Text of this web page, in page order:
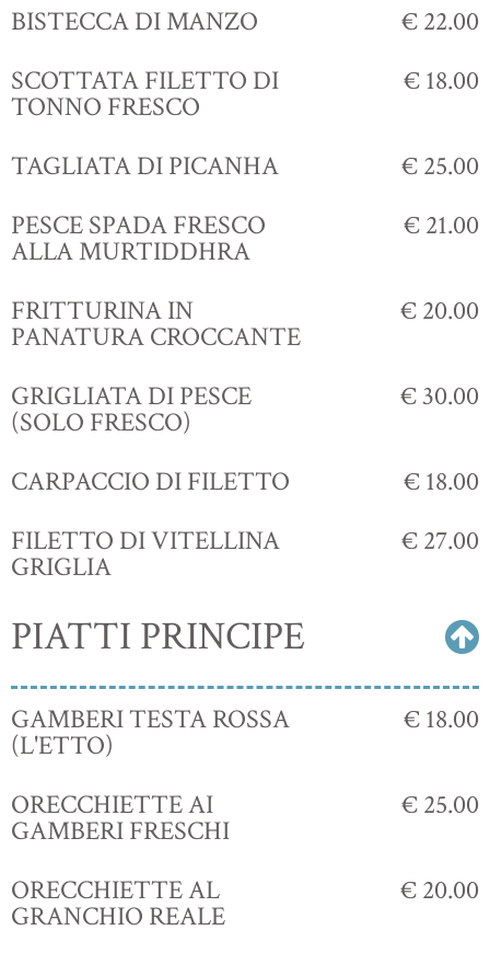
BISTECCA DI MANZO
€ 22.00
SCOTTATA FILETTO DI
TONNO FRESCO
€ 18.00
TAGLIATA DI PICANHA
€ 25.00
PESCE SPADA FRESCO
ALLA MURTIDDHRA
€ 21.00
FRITTURINA IN
PANATURA CROCCANTE
€ 20.00
GRIGLIATA DI PESCE
(SOLO FRESCO)
€ 30.00
CARPACCIO DI FILETTO
€ 18.00
FILETTO DI VITELLINA
GRIGLIA
€ 27.00
PIATTI PRINCIPE
GAMBERI TESTA ROSSA
(L'ETTO)
€ 18.00
ORECCHIETTE AI
GAMBERI FRESCHI
€ 25.00
ORECCHIETTE AL
GRANCHIO REALE
€ 20.00